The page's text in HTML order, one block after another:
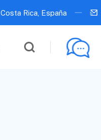
Costa Rica, España